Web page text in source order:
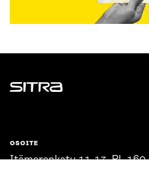
Sitra
OSOITE
Itämerenkatu 11-13, PL 160,